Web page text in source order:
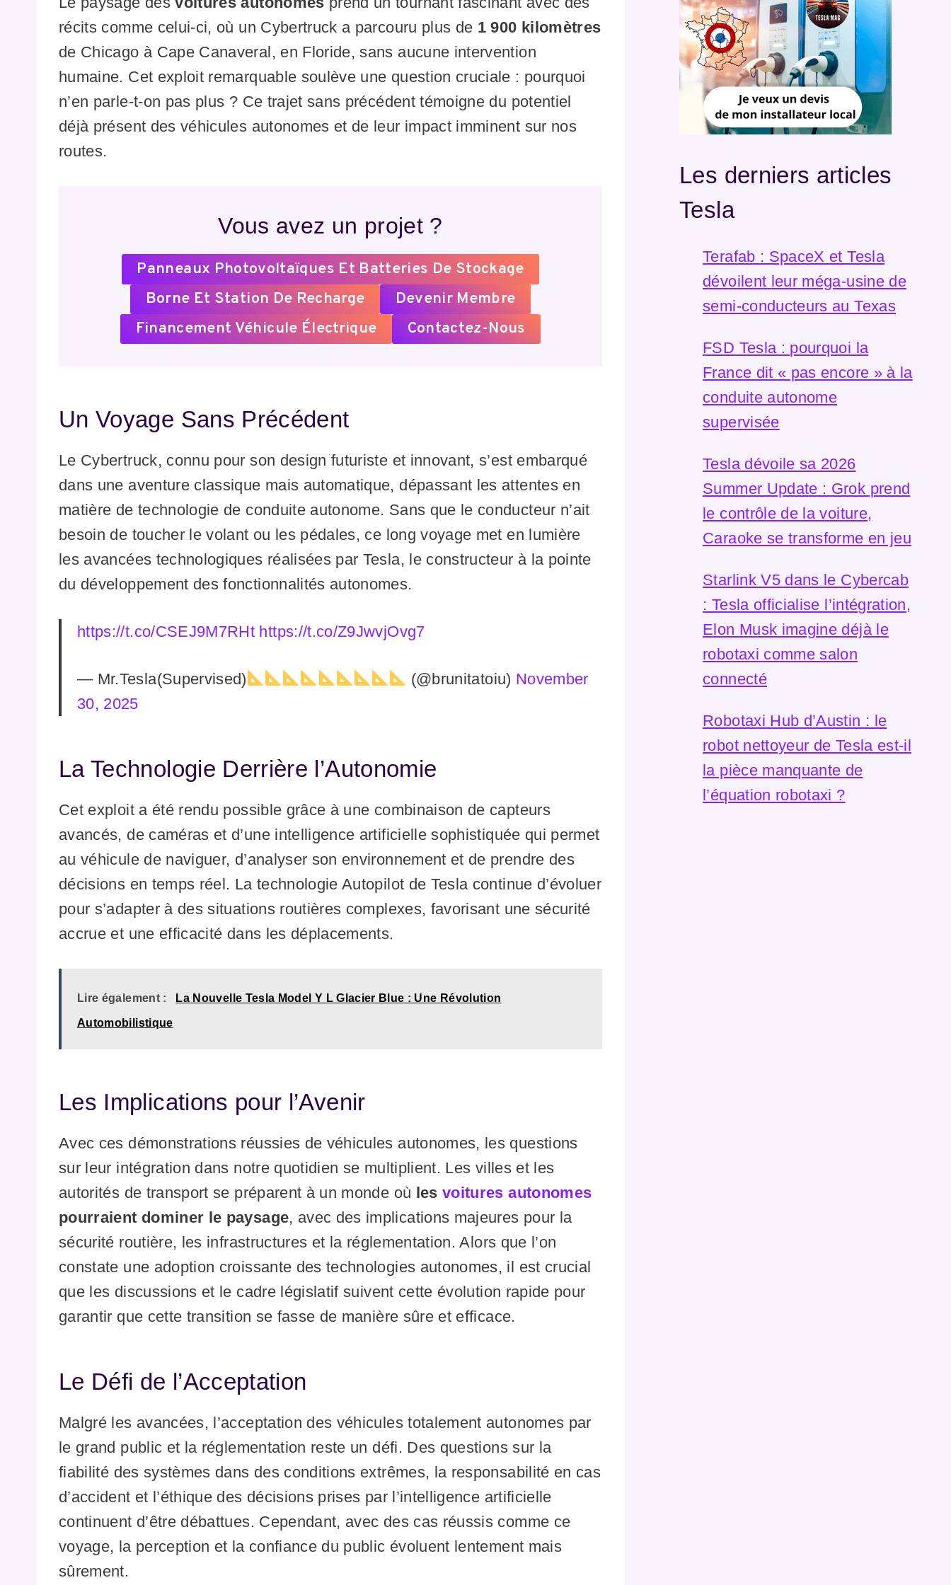
récits comme celui-ci, où un Cybertruck a parcouru plus de 1 900 kilomètres
de Chicago à Cape Canaveral, en Floride, sans aucune intervention
humaine. Cet exploit remarquable soulève une question cruciale : pourquoi
n’en parle-t-on pas plus ? Ce trajet sans précédent témoigne du potentiel
déjà présent des véhicules autonomes et de leur impact imminent sur nos
routes.
Vous avez un projet ?
Panneaux Photovoltaïques Et Batteries De Stockage
Borne Et Station De Recharge
Devenir Membre
Financement Véhicule Électrique
Contactez-Nous
Un Voyage Sans Précédent
Le Cybertruck, connu pour son design futuriste et innovant, s’est embarqué
dans une aventure classique mais automatique, dépassant les attentes en
matière de technologie de conduite autonome. Sans que le conducteur n’ait
besoin de toucher le volant ou les pédales, ce long voyage met en lumière
les avancées technologiques réalisées par Tesla, le constructeur à la pointe
du développement des fonctionnalités autonomes.
https://t.co/CSEJ9M7RHt https://t.co/Z9JwvjOvg7
— Mr.Tesla(Supervised) (@brunitatoiu) November
30, 2025
La Technologie Derrière l’Autonomie
Cet exploit a été rendu possible grâce à une combinaison de capteurs
avancés, de caméras et d’une intelligence artificielle sophistiquée qui permet
au véhicule de naviguer, d’analyser son environnement et de prendre des
décisions en temps réel. La technologie Autopilot de Tesla continue d’évoluer
pour s’adapter à des situations routières complexes, favorisant une sécurité
accrue et une efficacité dans les déplacements.
Lire également : La Nouvelle Tesla Model Y L Glacier Blue : Une Révolution
Automobilistique
Les Implications pour l’Avenir
Avec ces démonstrations réussies de véhicules autonomes, les questions
sur leur intégration dans notre quotidien se multiplient. Les villes et les
autorités de transport se préparent à un monde où lesvoitures autonomes
pourraient dominer le paysage, avec des implications majeures pour la
sécurité routière, les infrastructures et la réglementation. Alors que l’on
constate une adoption croissante des technologies autonomes, il est crucial
que les discussions et le cadre législatif suivent cette évolution rapide pour
garantir que cette transition se fasse de manière sûre et efficace.
Le Défi de l’Acceptation
Malgré les avancées, l’acceptation des véhicules totalement autonomes par
le grand public et la réglementation reste un défi. Des questions sur la
fiabilité des systèmes dans des conditions extrêmes, la responsabilité en cas
d’accident et l’éthique des décisions prises par l’intelligence artificielle
continuent d’être débattues. Cependant, avec des cas réussis comme ce
voyage, la perception et la confiance du public évoluent lentement mais
sûrement.
Les derniers articles
Tesla
Terafab : SpaceX et Tesla
dévoilent leur méga-usine de
semi-conducteurs au Texas
FSD Tesla : pourquoi la
France dit « pas encore » à la
conduite autonome
supervisée
Tesla dévoile sa 2026
Summer Update : Grok prend
le contrôle de la voiture,
Caraoke se transforme en jeu
Starlink V5 dans le Cybercab
: Tesla officialise l’intégration,
Elon Musk imagine déjà le
robotaxi comme salon
connecté
Robotaxi Hub d’Austin : le
robot nettoyeur de Tesla est-il
la pièce manquante de
l’équation robotaxi ?